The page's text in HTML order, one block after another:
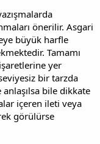
önerilir. Asgari
büyük harfle
Tamamı
yer
bir tarzda
anlaşılsa bile dikkate
içeren ileti veya
görülürse